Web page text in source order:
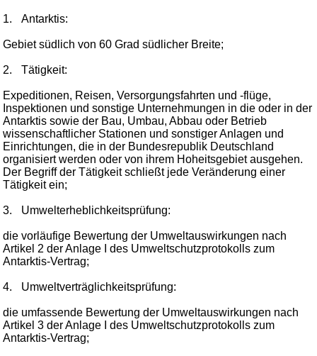
1. Antarktis:
Gebiet südlich von 60 Grad südlicher Breite;
2. Tätigkeit:
Expeditionen, Reisen, Versorgungsfahrten und -flüge,
Inspektionen und sonstige Unternehmungen in die oder in der
Antarktis sowie der Bau, Umbau, Abbau oder Betrieb
wissenschaftlicher Stationen und sonstiger Anlagen und
Einrichtungen, die in der Bundesrepublik Deutschland
organisiert werden oder von ihrem Hoheitsgebiet ausgehen.
Der Begriff der Tätigkeit schließt jede Veränderung einer
Tätigkeit ein;
3. Umwelterheblichkeitsprüfung:
die vorläufige Bewertung der Umweltauswirkungen nach
Artikel 2 der Anlage I des Umweltschutzprotokolls zum
Antarktis-Vertrag;
4. Umweltverträglichkeitsprüfung:
die umfassende Bewertung der Umweltauswirkungen nach
Artikel 3 der Anlage I des Umweltschutzprotokolls zum
Antarktis-Vertrag;